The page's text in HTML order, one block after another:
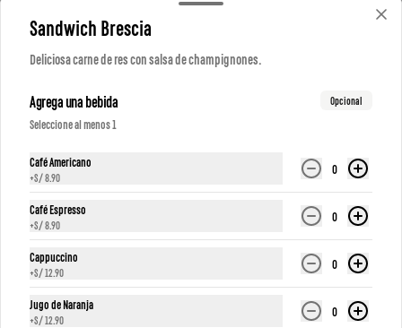
Sandwich verona
S/ 24.90
Sandwich Brescia
Deliciosa carne de res con salsa de champignones.
Agrega una bebida Opcional
Seleccione al menos 1
Café Americano
+S/ 8.90
0
Café Espresso
+S/ 8.90
0
Cappuccino
+S/ 12.90
0
Jugo de Naranja
+S/ 12.90
0